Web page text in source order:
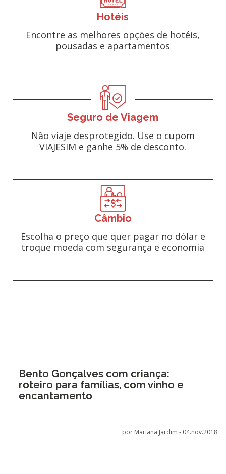
Hotéis
Encontre as melhores opções de hotéis,
pousadas e apartamentos
Seguro de Viagem
Não viaje desprotegido. Use o cupom
VIAJESIM e ganhe 5% de desconto.
Câmbio
Escolha o preço que quer pagar no dólar e
troque moeda com segurança e economia
Bento Gonçalves com criança:
roteiro para famílias, com vinho e
encantamento
por Mariana Jardim - 04.nov.2018